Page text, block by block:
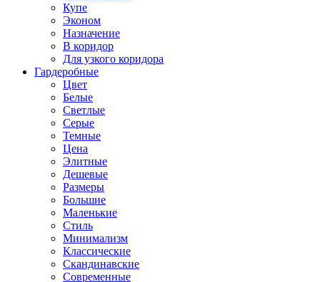
Купе
Эконом
Назначение
В коридор
Для узкого коридора
Гардеробные
Цвет
Белые
Светлые
Серые
Темные
Цена
Элитные
Дешевые
Размеры
Большие
Маленькие
Стиль
Минимализм
Классические
Скандинавские
Современные